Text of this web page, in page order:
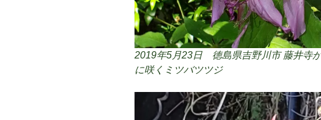
2019年5月23日 徳島県吉野川市藤井寺
に咲くミツバツツジ